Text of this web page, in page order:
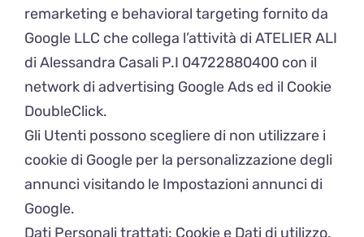
remarketing e behavioral targeting fornito da
Google LLC che collega l’attività di ATELIER ALI
di Alessandra Casali P.I 04722880400 con il
network di advertising Google Ads ed il Cookie
DoubleClick.
Gli Utenti possono scegliere di non utilizzare i
cookie di Google per la personalizzazione degli
annunci visitando le Impostazioni annunci di
Google.
Dati Personali trattati: Cookie e Dati di utilizzo.